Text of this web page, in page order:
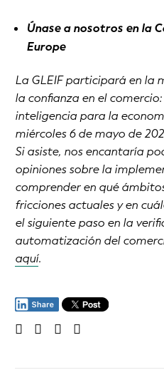
Únase a nosotros en la
Europe
La GLEIF participará en la
la confianza en el
inteligencia para la
miércoles 6 de mayo de
Si asiste, nos encantaría
opiniones sobre la
comprender en qué
fricciones actuales y en
el siguiente paso en la
automatización del
aquí.